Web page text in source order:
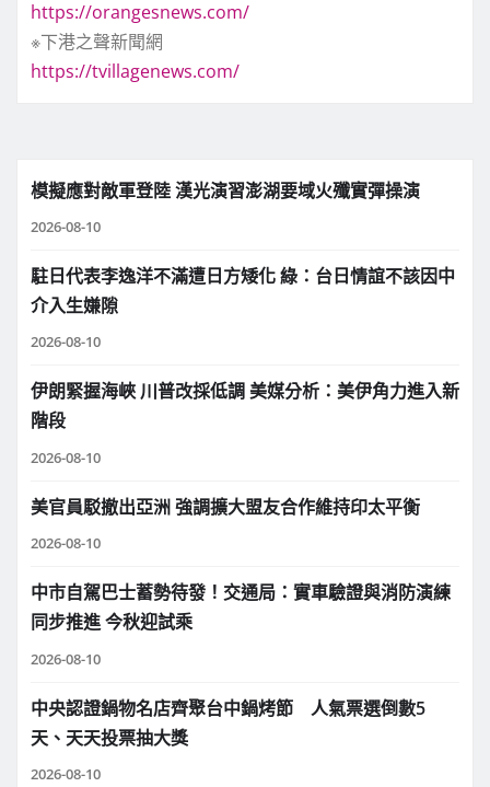
https://orangesnews.com/
※下港之聲新聞網
https://tvillagenews.com/
模擬應對敵軍登陸 漢光演習澎湖要域火殲實彈操演
2026-08-10
駐日代表李逸洋不滿遭日方矮化 綠：台日情誼不該因中
介入生嫌隙
2026-08-10
伊朗緊握海峽 川普改採低調 美媒分析：美伊角力進入新
階段
2026-08-10
美官員駁撤出亞洲 強調擴大盟友合作維持印太平衡
2026-08-10
中市自駕巴士蓄勢待發！交通局：實車驗證與消防演練
同步推進 今秋迎試乘
2026-08-10
中央認證鍋物名店齊聚台中鍋烤節 人氣票選倒數5
天、天天投票抽大獎
2026-08-10